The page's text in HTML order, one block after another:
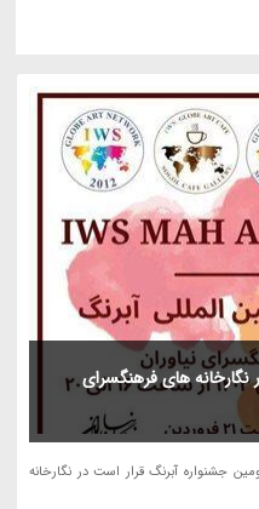
های فرهنگسرای
جشنواره آبرنگ قرار است در نگارخانه